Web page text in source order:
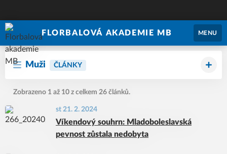
FLORBALOVÁ AKADEMIE MB MENU
Muži ČLÁNKY
Zobrazeno 1 až 10 z celkem 26 článků.
st 21. 2. 2024
Víkendový souhrn: Mladoboleslavská
pevnost zůstala nedobyta